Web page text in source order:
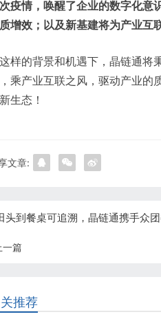
疫情，唤醒了企业的数字化意
增效；以及新基建将为产业互
样的背景和机遇下，晶链通将
乘产业互联之风，驱动产业的
生态！
文章:
头到餐桌可追溯，晶链通携手众
一篇
推荐